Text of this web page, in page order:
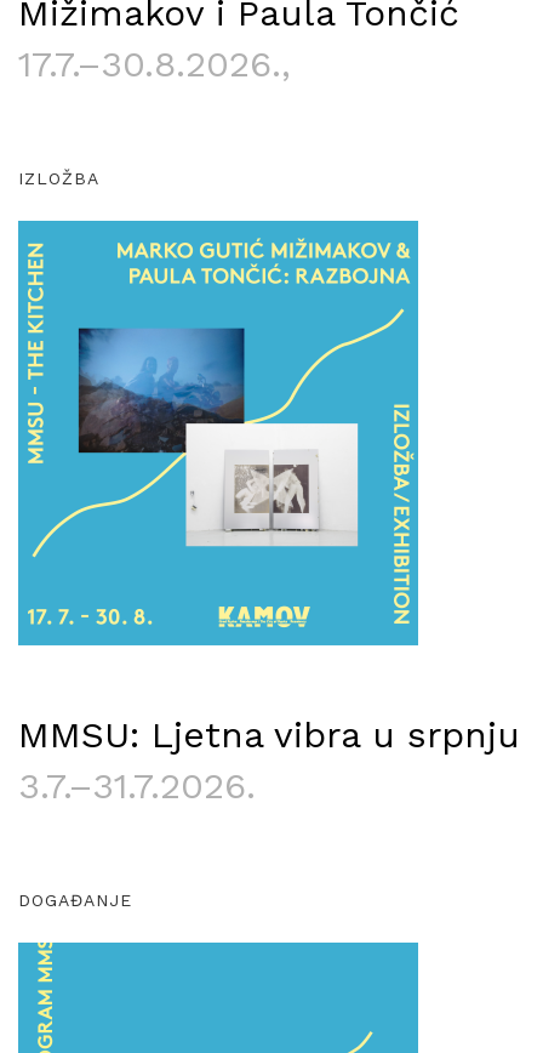
Mižimakov i Paula Tončić
17.7.–30.8.2026.,
IZLOŽBA
MMSU: Ljetna vibra u srpnju
3.7.–31.7.2026.
DOGAĐANJE